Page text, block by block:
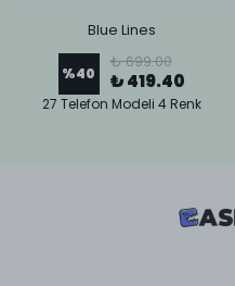
Blue Lines
%40
₺ 699.00
₺ 419.40
27 Telefon Modeli 4 Renk